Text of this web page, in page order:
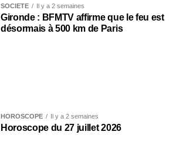
SOCIÉTÉ Il y a 2 semaines
Gironde : BFMTV affirme que le feu est
désormais à 500 km de Paris
HOROSCOPE Il y a 2 semaines
Horoscope du 27 juillet 2026